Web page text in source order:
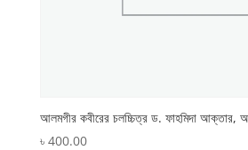
আলমগীর কবীরের চলচ্চিত্র ড. ফাহমিদা
৳ 400.00